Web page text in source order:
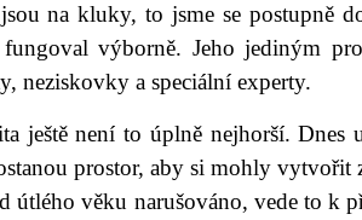
na kluky, to jsme se postupně
výborně. Jeho jediným
neziskovky a speciální experty.
ještě není to úplně nejhorší. Dnes
prostor, aby si mohly
útlého věku narušováno, vede to k